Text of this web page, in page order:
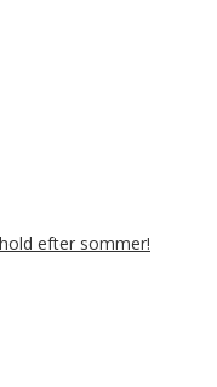
efter sommer!